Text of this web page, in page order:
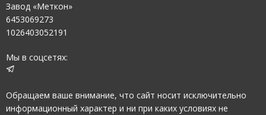
Завод «Меткон»
6453069273
1026403052191
Мы в соцсетях:
Обращаем ваше внимание, что сайт носит исключительно
информационный характер и ни при каких условиях не